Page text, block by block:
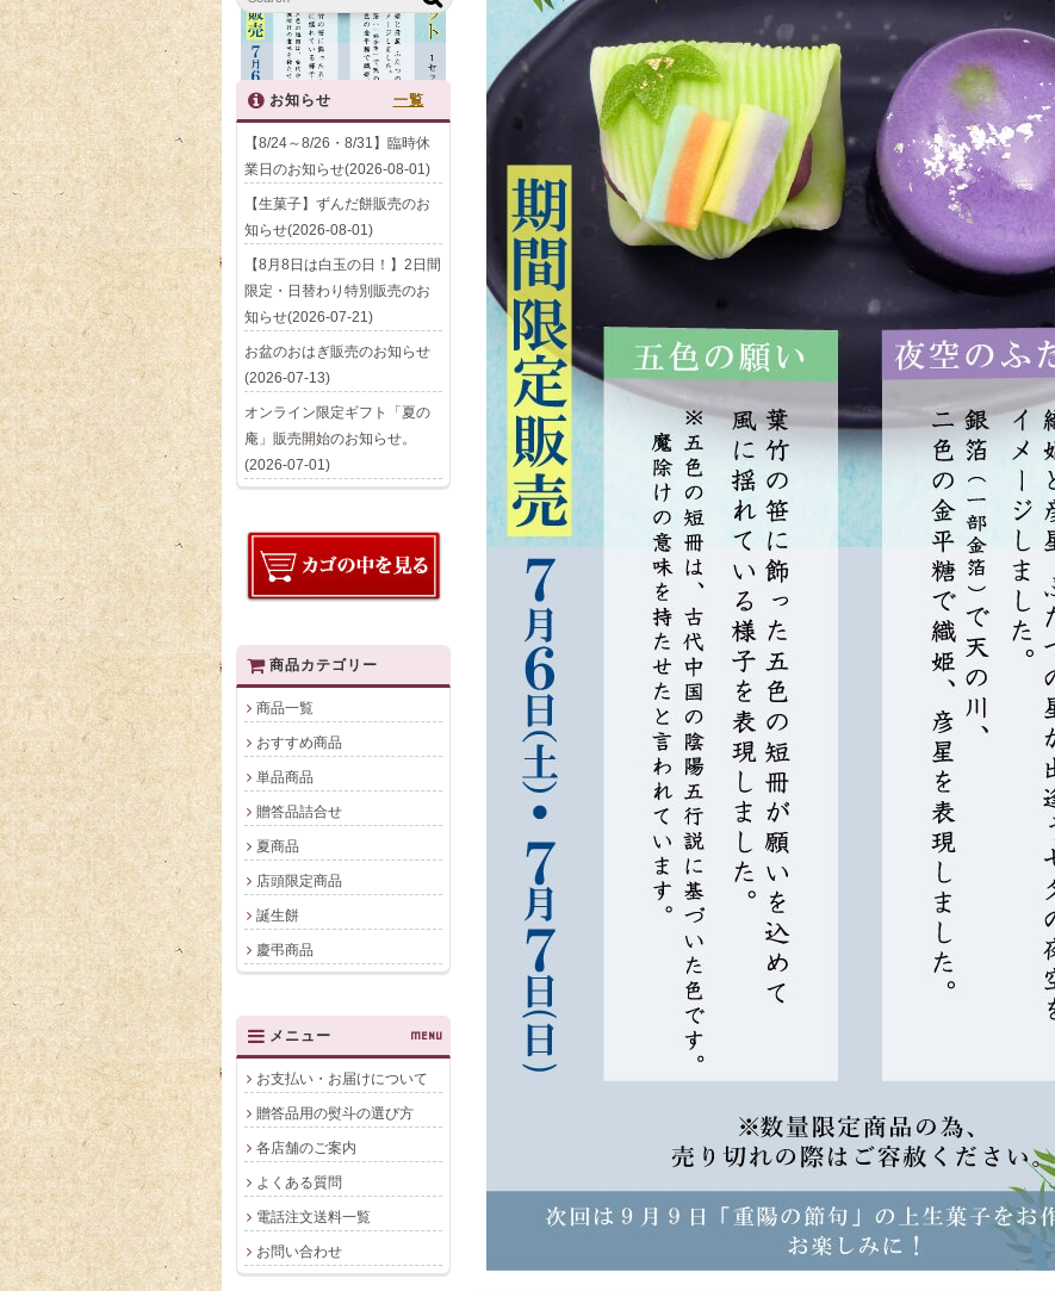
お知らせ 一覧
【8/24～8/26・8/31】臨時休
業日のお知らせ(2026-08-01)
【生菓子】ずんだ餅販売のお
知らせ(2026-08-01)
【8月8日は白玉の日！】2日間
限定・日替わり特別販売のお
知らせ(2026-07-21)
お盆のおはぎ販売のお知らせ
(2026-07-13)
オンライン限定ギフト「夏の
庵」販売開始のお知らせ。
(2026-07-01)
商品カテゴリー
商品一覧
おすすめ商品
単品商品
贈答品詰合せ
夏商品
店頭限定商品
誕生餅
慶弔商品
メニュー MENU
お支払い・お届けについて
贈答品用の熨斗の選び方
各店舗のご案内
よくある質問
電話注文送料一覧
お問い合わせ